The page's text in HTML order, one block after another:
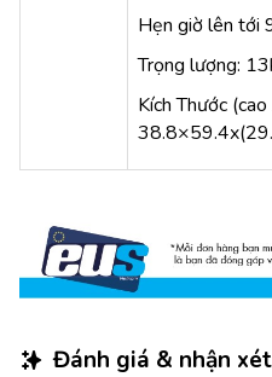
Hẹn giờ lên tới
Trọng lượng:
Kích Thước
Đánh giá & nhận xét